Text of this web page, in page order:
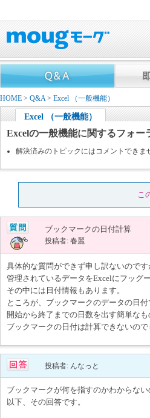
HOME > Q&A> Excel （一般機能）
Excel （一般機能）
Excelの一般機能に関するフォー
解決済みのトピックにはコメントできま
こ
ブックマークの日付計算
投稿者: 春麗
具体的な質問ができず申し訳ないのです
管理されているデータをExcelにフッグ
その中には日付情報もあります。
ところが、ブックマークのデータの日付
開始から終了までの日数を出す簡単なも
ブックマークの日付は計算できないので
投稿者: んなっと
ブックマークが何を指すのかわからな
以下、その回答です。